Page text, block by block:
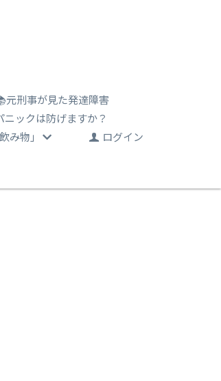
元刑事が見た発達障害
ックは防げますか？
み物」
ログイン